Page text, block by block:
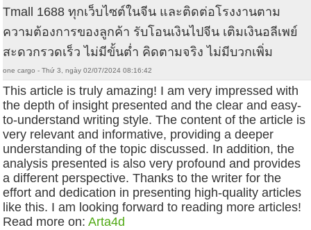
Tmall 1688 ทุกเว็บไซต์ในจีน และติดต่อโรงงานตาม
ความต้องการของลูกค้า รับโอนเงินไปจีน เติมเงินอลีเพย์
สะดวกรวดเร็ว ไม่มีขั้นต่ำ คิดตามจริง ไม่มีบวกเพิ่ม
one cargo - Thứ 3, ngày 02/07/2024 08:16:42
This article is truly amazing! I am very impressed with
the depth of insight presented and the clear and easy-
to-understand writing style. The content of the article is
very relevant and informative, providing a deeper
understanding of the topic discussed. In addition, the
analysis presented is also very profound and provides
a different perspective. Thanks to the writer for the
effort and dedication in presenting high-quality articles
like this. I am looking forward to reading more articles!
Read more on:Arta4d